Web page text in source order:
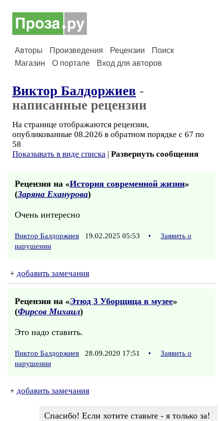
Авторы Произведения Рецензии
Поиск
Магазин
О портале Вход для авторов
Виктор Балдоржиев -
написанные рецензии
На странице отображаются рецензии,
опубликованные 08.2026 в обратном порядке с 67 по
58
Показывать в виде списка | Развернуть сообщения
Рецензия на «История современной жизни»
(Заряна Еханурова)
Очень интересно
Виктор Балдоржиев 19.02.2025 05:53 •
Заявить о
нарушении
+ добавить замечания
Рецензия на «Этюд 3 Уборщица в музее»
(Фирсов Михаил)
Это надо ставить.
Виктор Балдоржиев 28.09.2020 17:51 •
Заявить о
нарушении
+ добавить замечания
Спасибо! Если хотите ставьте - я только за!